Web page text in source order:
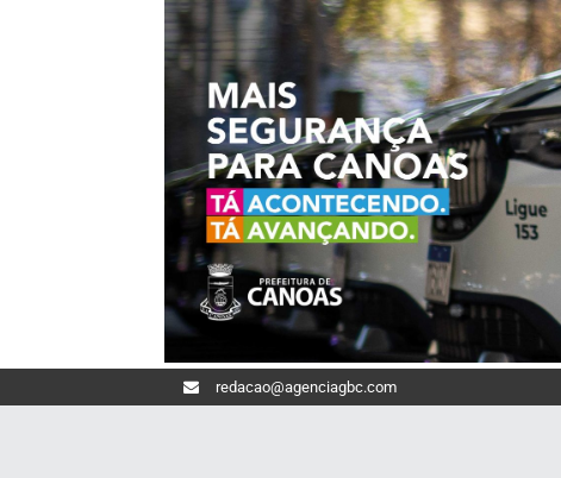
redacao@agenciagbc.com